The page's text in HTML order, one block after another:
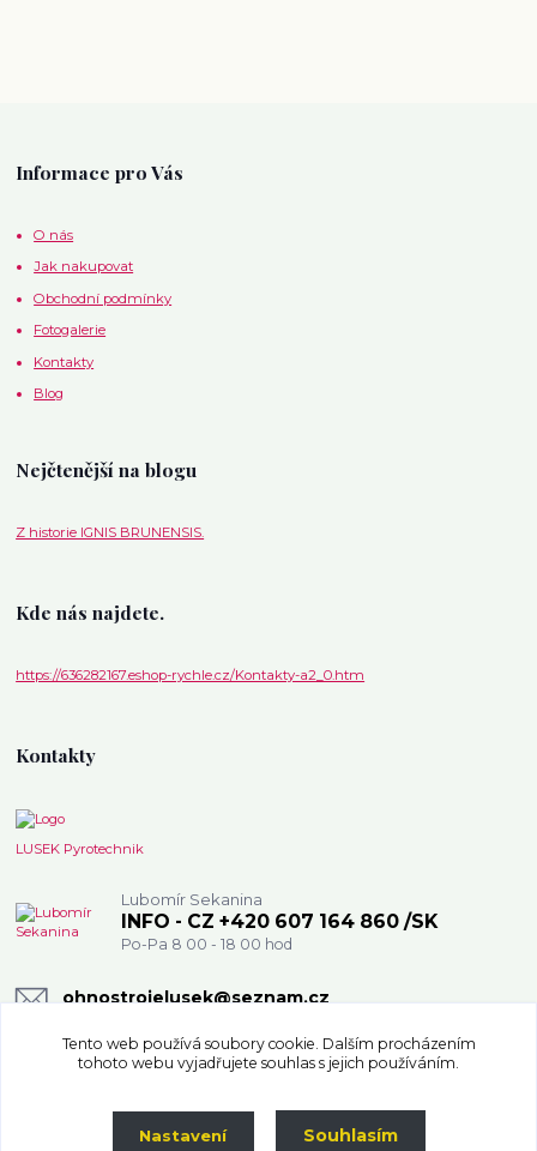
Informace pro Vás
O nás
Jak nakupovat
Obchodní podmínky
Fotogalerie
Kontakty
Blog
Nejčtenější na blogu
Z historie IGNIS BRUNENSIS.
Kde nás najdete.
https://636282167.eshop-rychle.cz/Kontakty-a2_0.htm
Kontakty
LUSEK Pyrotechnik
Lubomír Sekanina
INFO - CZ +420 607 164 860 /SK
Po-Pa 8 00 - 18 00 hod
ohnostrojelusek@seznam.cz
Tento web používá soubory cookie. Dalším procházením
tohoto webu vyjadřujete souhlas s jejich používáním.
Nastavení Souhlasím